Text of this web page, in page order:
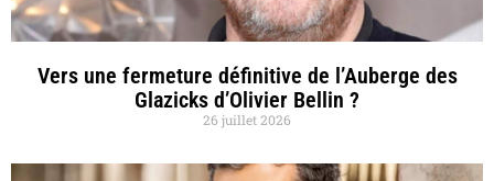
Vers une fermeture définitive de l’Auberge des
Glazicks d’Olivier Bellin ?
26 juillet 2026